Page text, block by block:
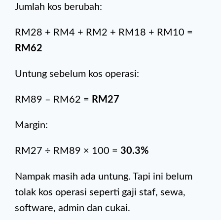
Jumlah kos berubah:
RM28 + RM4 + RM2 + RM18 + RM10 =
RM62
Untung sebelum kos operasi:
RM89 – RM62 = RM27
Margin:
RM27 ÷ RM89 × 100 = 30.3%
Nampak masih ada untung. Tapi ini belum
tolak kos operasi seperti gaji staf, sewa,
software, admin dan cukai.